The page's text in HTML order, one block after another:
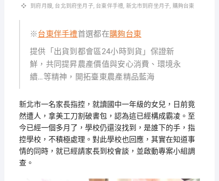
到府月嫂, 台北到府坐月子, 台東伴手禮, 新北市到府坐月子, 購夠台東
※台東伴手禮首選都在購夠台東
提供「出貨到都會區24小時到貨」保證新
鮮，共同提昇農產價值與安心消費、環境永
續…等精神，開拓臺東農產精品藍海
新北市一名家長指控，就讀國中一年級的女兒，日前竟
然遭人，拿美工刀割破書包，認為這已經構成霸凌。至
今已經一個多月了，學校仍還沒找到，是誰下的手，指
控學校，不積極處理。對此學校也回應，其實在知道事
情的同時，就已經請家長到校會談，並啟動專案小組調
查。